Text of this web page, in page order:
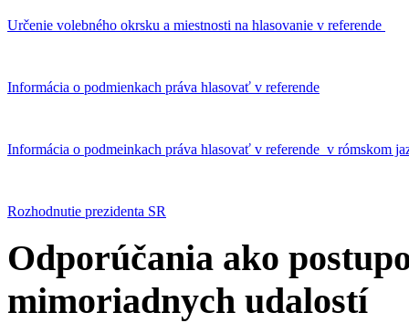
Určenie volebného okrsku a miestnosti na hlasovanie v referende
Informácia o podmienkach práva hlasovať v referende
Informácia o podmeinkach práva hlasovať v referende v rómskom
Rozhodnutie prezidenta SR
Odporúčania ako
mimoriadnych udalostí